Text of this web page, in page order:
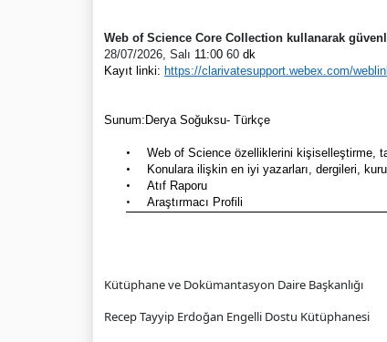
Web of Science Core Collection kullanarak
28/07/2026, Salı 11:00 60 dk
Kayıt linki: https://clarivatesupport.webex.com/
Sunum:Derya Soğuksu- Türkçe
• Web of Science özelliklerini kişiselleştirme,
• Konulara ilişkin en iyi yazarları, dergileri,
• Atıf Raporu
• Araştırmacı Profili
Kütüphane ve Dokümantasyon Daire Başkanlığı
Recep Tayyip Erdoğan Engelli Dostu Kütüphanesi